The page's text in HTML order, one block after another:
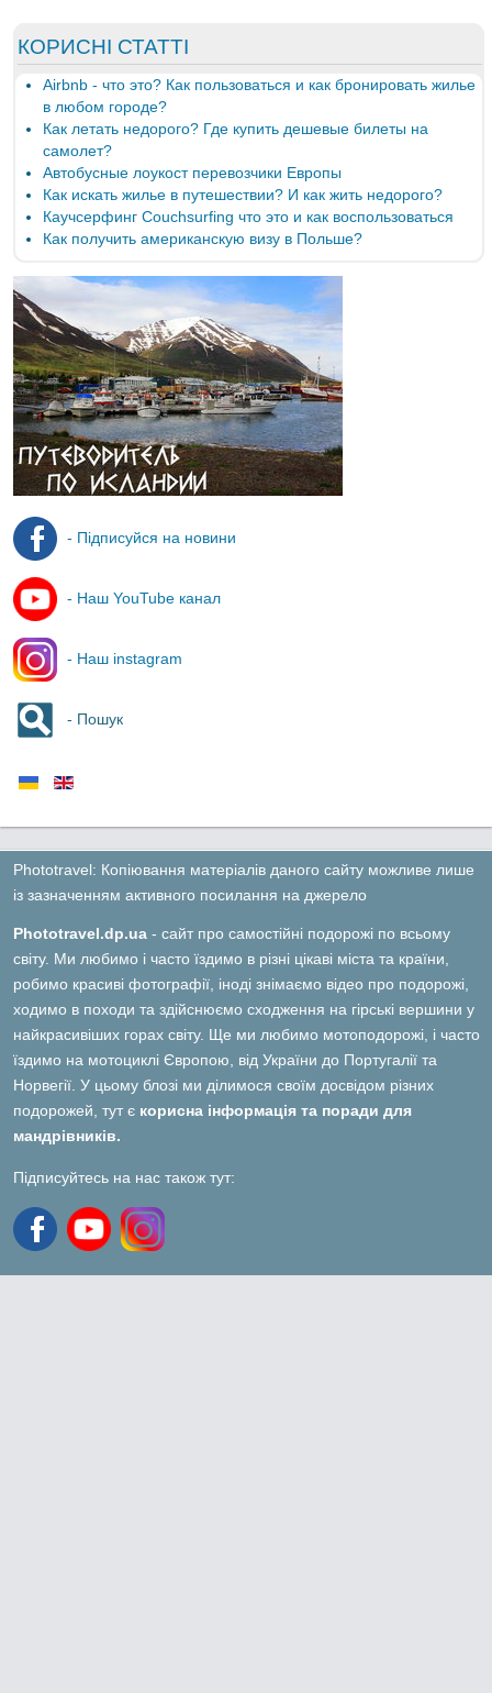
КОРИСНІ СТАТТІ
Airbnb - что это? Как пользоваться и как бронировать жилье
в любом городе?
Как летать недорого? Где купить дешевые билеты на
самолет?
Автобусные лоукост перевозчики Европы
Как искать жилье в путешествии? И как жить недорого?
Каучсерфинг Couchsurfing что это и как воспользоваться
Как получить американскую визу в Польше?
- Підписуйся на новини
- Наш YouTube канал
- Наш instagram
- Пошук
Phototravel: Копіювання матеріалів даного сайту можливе лише
із зазначенням активного посилання на джерело
Phototravel.dp.ua - сайт про самостійні подорожі по всьому
світу. Ми любимо і часто їздимо в різні цікаві міста та країни,
робимо красиві фотографії, іноді знімаємо відео про подорожі,
ходимо в походи та здійснюємо сходження на гірські вершини у
найкрасивіших горах світу. Ще ми любимо мотоподорожі, і часто
їздимо на мотоциклі Європою, від України до Португалії та
Норвегії. У цьому блозі ми ділимося своїм досвідом різних
подорожей, тут є корисна інформація та поради для
мандрівників.
Підписуйтесь на нас також тут: